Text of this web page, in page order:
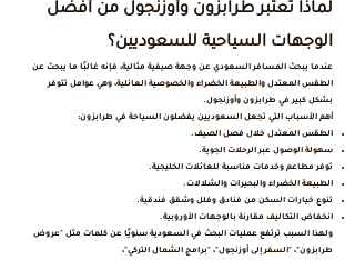
لماذا تعتبر طرابزون وأوزنجول من أفضل
الوجهات السياحية للسعوديين؟
عندما يبحث المسافر السعودي عن وجهة صيفية مثالية، فإنه غالبًا ما يبحث عن
الطقس المعتدل والطبيعة الخضراء والخصوصية العائلية، وهي عوامل تتوفر
بشكل كبير في طرابزون وأوزنجول.
أهم الأسباب التي تجعل السعوديين يفضلون السياحة في طرابزون:
الطقس المعتدل خلال فصل الصيف.
سهولة الوصول عبر الرحلات الجوية.
توفر مطاعم وخدمات مناسبة للعائلات الخليجية.
الطبيعة الخضراء والبحيرات والشلالات.
تنوع خيارات السكن من فنادق وفلل وشقق فندقية.
انخفاض التكاليف مقارنة بالوجهات الأوروبية.
ولهذا السبب ترتفع عمليات البحث في السعودية سنويًا عن كلمات مثل "عروض
طرابزون"، "السفر إلى أوزنجول"، "برامج الشمال التركي"،